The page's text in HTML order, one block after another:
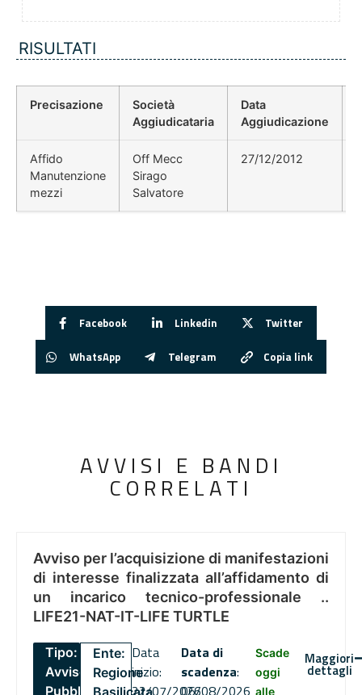
RISULTATI
Precisazione
Società
Aggiudicataria
Data
Aggiudicazione
Affido
Manutenzione
mezzi
Off Mecc
Sirago
Salvatore
27/12/2012
Facebook Linkedin Twitter
WhatsApp Telegram Copia link
AVVISI E BANDI
CORRELATI
Avviso per l’acquisizione di manifestazioni
di interesse finalizzata all’affidamento di
un incarico tecnico-professionale ..
LIFE21-NAT-IT-LIFE TURTLE
Tipo:
Avviso
Pubblico
Ente:
Regione
Data
inizio:
Data di
scadenza:
Scade
oggi
alle
Maggiori
dettagli